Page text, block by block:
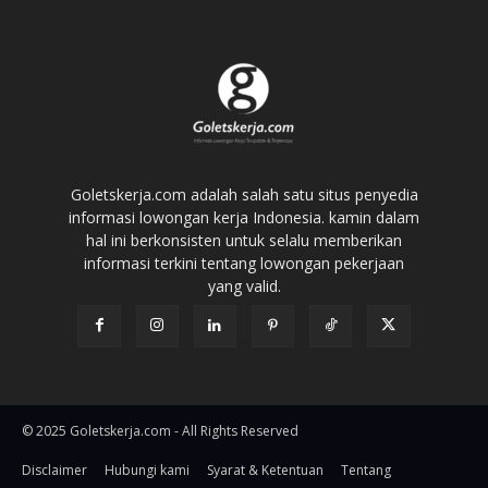
Goletskerja.com adalah salah satu situs penyedia
informasi lowongan kerja Indonesia. kamin dalam
hal ini berkonsisten untuk selalu memberikan
informasi terkini tentang lowongan pekerjaan
yang valid.
© 2025 Goletskerja.com - All Rights Reserved
Disclaimer Hubungi kami Syarat & Ketentuan Tentang